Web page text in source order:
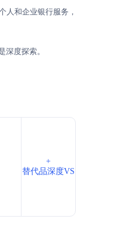
人和企业银行服务，
深度探索。
+
替代品深度VS